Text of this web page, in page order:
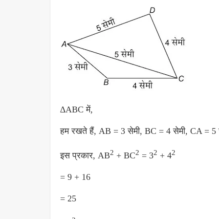
∆ABC में,
हम रखते हैं, AB = 3 सेमी, BC = 4 सेमी, CA = 5
इस प्रकार, AB2 + BC2 = 32 + 42
= 9 + 16
= 25